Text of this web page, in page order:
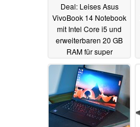
Deal: Leises Asus
VivoBook 14 Notebook
mit Intel Core i5 und
erweiterbaren 20 GB
RAM für super
günstige 269 Euro
17.04.2024